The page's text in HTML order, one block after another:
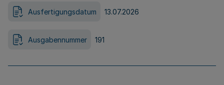
Ausfertigungsdatum 13.07.2026
Ausgabennummer 191